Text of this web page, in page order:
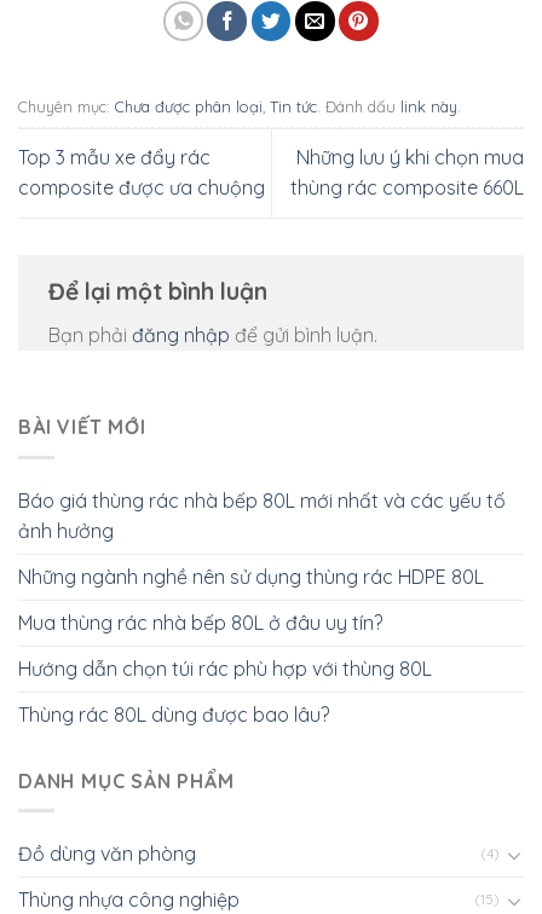
Chuyên mục: Chưa được phân loại Tin tức . Đánh dấu link này
Top 3 mẫu xe đẩy rác
composite được ưa chuộng
Những lưu ý khi chọn mua
thùng rác composite 660L
Để lại một bình luận
Bạn phải đăng nhập để gửi bình luận.
BÀI VIẾT MỚI
Báo giá thùng rác nhà bếp 80L mới nhất và các yếu tố
ảnh hưởng
Những ngành nghề nên sử dụng thùng rác HDPE 80L
Mua thùng rác nhà bếp 80L ở đâu uy tín?
Hướng dẫn chọn túi rác phù hợp với thùng 80L
Thùng rác 80L dùng được bao lâu?
DANH MỤC SẢN PHẨM
Đồ dùng văn phòng (4)
Thùng nhựa công nghiệp (15)